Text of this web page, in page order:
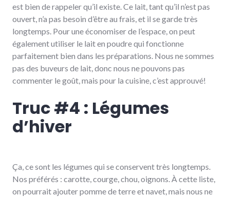
est bien de rappeler qu’il existe. Ce lait, tant qu’il n’est pas
ouvert, n’a pas besoin d’être au frais, et il se garde très
longtemps. Pour une économiser de l’espace, on peut
également utiliser le lait en poudre qui fonctionne
parfaitement bien dans les préparations. Nous ne sommes
pas des buveurs de lait, donc nous ne pouvons pas
commenter le goût, mais pour la cuisine, c’est approuvé!
Truc #4 : Légumes
d’hiver
Ça, ce sont les légumes qui se conservent très longtemps.
Nos préférés : carotte, courge, chou, oignons. À cette liste,
on pourrait ajouter pomme de terre et navet, mais nous ne